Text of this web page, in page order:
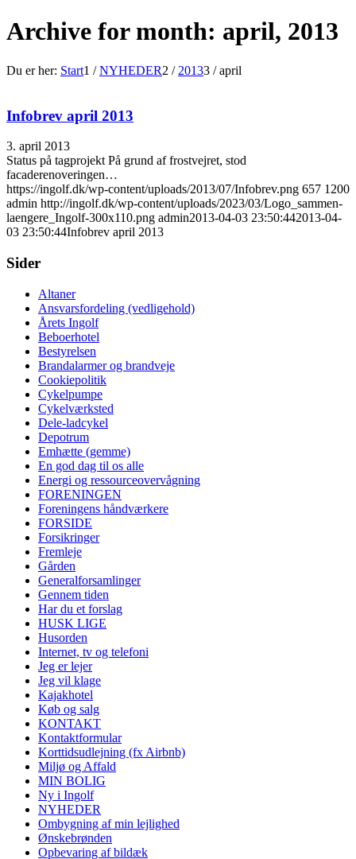
Archive for month: april, 2013
Du er her: Start1 / NYHEDER2 / 20133 / april
Infobrev april 2013
3. april 2013
Status på tagprojekt På grund af frostvejret, stod
facaderenoveringen…
https://ingolf.dk/wp-content/uploads/2013/07/Infobrev.png 657 1200
admin http://ingolf.dk/wp-content/uploads/2023/03/Logo_sammen-
laengere_Ingolf-300x110.png admin2013-04-03 23:50:442013-04-
03 23:50:44Infobrev april 2013
Sider
Altaner
Ansvarsfordeling (vedligehold)
Årets Ingolf
Beboerhotel
Bestyrelsen
Brandalarmer og brandveje
Cookiepolitik
Cykelpumpe
Cykelværksted
Dele-ladcykel
Depotrum
Emhætte (gemme)
En god dag til os alle
Energi og ressourceovervågning
FORENINGEN
Foreningens håndværkere
FORSIDE
Forsikringer
Fremleje
Gården
Generalforsamlinger
Gennem tiden
Har du et forslag
HUSK LIGE
Husorden
Internet, tv og telefoni
Jeg er lejer
Jeg vil klage
Kajakhotel
Køb og salg
KONTAKT
Kontaktformular
Korttidsudlejning (fx Airbnb)
Miljø og Affald
MIN BOLIG
Ny i Ingolf
NYHEDER
Ombygning af min lejlighed
Ønskebrønden
Opbevaring af bildæk